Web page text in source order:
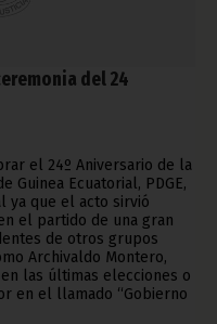
del 24
el 24º Aniversario de la
Guinea Ecuatorial, PDGE,
ya que el acto sirvió
el partido de una gran
de otros grupos
Archivaldo Montero,
las últimas elecciones o
en el llamado “Gobierno